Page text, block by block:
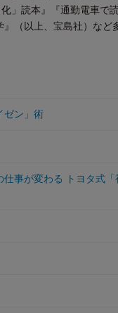
」読本』『通勤電車で
（以上、宝島社）など
ゼン」術
事が変わる トヨタ式「